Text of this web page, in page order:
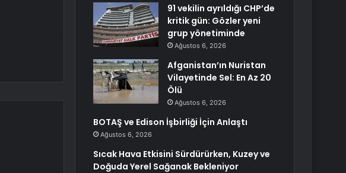
91 vekilin ayrıldığı CHP’de
kritik gün: Gözler yeni
grup yönetiminde
Ağustos 6, 2026
Afganistan’ın Nuristan
Vilayetinde Sel: En Az 20
Ölü
Ağustos 6, 2026
BOTAŞ ve Edison İşbirliği İçin Anlaştı
Ağustos 6, 2026
Sıcak Hava Etkisini Sürdürürken, Kuzey ve
Doğuda Yerel Sağanak Bekleniyor